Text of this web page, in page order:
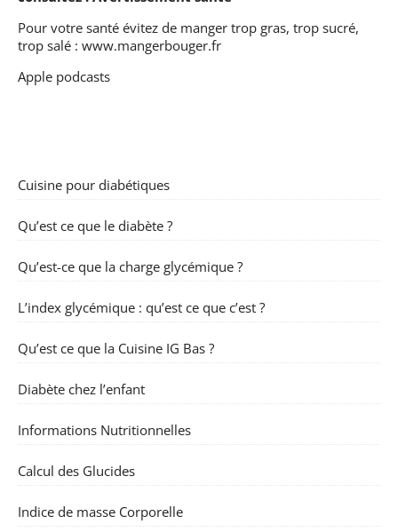
Pour votre santé évitez de manger trop gras, trop sucré,
trop salé : www.mangerbouger.fr
Apple podcasts
Cuisine pour diabétiques
Qu’est ce que le diabète ?
Qu’est-ce que la charge glycémique ?
L’index glycémique : qu’est ce que c’est ?
Qu’est ce que la Cuisine IG Bas ?
Diabète chez l’enfant
Informations Nutritionnelles
Calcul des Glucides
Indice de masse Corporelle